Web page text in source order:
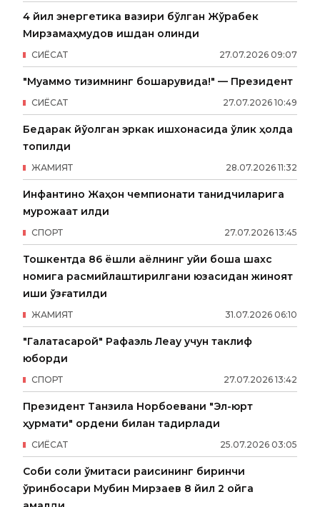
4 йил энергетика вазири бўлган Жўрабек
Мирзамаҳмудов ишдан олинди
27.07.2026 09:07
СИËСАТ
"Муаммо тизимнинг бошқарувида!" — Президент
27.07.2026 10:49
СИËСАТ
Бедарак йўқолган эркак ишхонасида ўлик ҳолда
топилди
28.07.2026 11:32
ЖАМИЯТ
Инфантино Жаҳон чемпионати танқидчиларига
мурожаат қилди
27.07.2026 13:45
СПОРТ
Тошкентда 86 ёшли аёлнинг уйи бошқа шахс
номига расмийлаштирилгани юзасидан жиноят
иши қўзғатилди
31.07.2026 06:10
ЖАМИЯТ
"Галатасарой" Рафаэль Леау учун таклиф
юборди
27.07.2026 13:42
СПОРТ
Президент Танзила Норбоевани "Эл-юрт
ҳурмати" ордени билан тақдирлади
25.07.2026 03:05
СИËСАТ
Собиқ солиқ қўмитаси раисининг биринчи
ўринбосари Мубин Мирзаев 8 йил 2 ойга